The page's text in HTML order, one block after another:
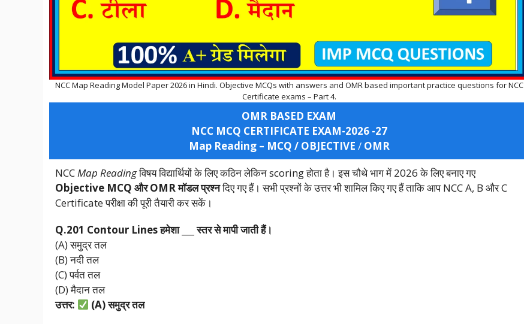
NCC Map Reading Model Paper 2026 in Hindi. Objective MCQs with answers and OMR based important practice questions for NCC
Certificate exams – Part 4.
OMR BASED EXAM
NCC MCQ CERTIFICATE EXAM-2026 -27
Map Reading – MCQ / OBJECTIVE / OMR
NCCMap Readingविषय विद्यार्थियों के लिए कठिन लेकिन scoring होता है। इस चौथे भाग में 2026 के लिए बनाए गए
Objective MCQ और OMR मॉडल प्रश्नदिए गए हैं। सभी प्रश्नों के उत्तर भी शामिल किए गए हैं ताकि आप NCC A, B और C
Certificate परीक्षा की पूरी तैयारी कर सकें।
Q.201 Contour Linesहमेशा ___स्तरसेमापीजातीहैं।
(A) समुद्र तल
(B) नदी तल
(C) पर्वत तल
(D) मैदान तल
उत्तर:
(A)समुद्रतल